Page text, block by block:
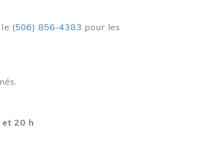
le (506) 856-4383 pour les
et 20 h